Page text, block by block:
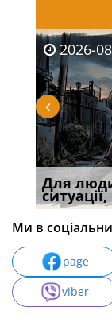
2026-
Для
Ми в
page
viber